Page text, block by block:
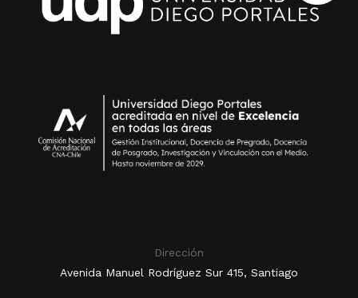
Dirección
Avenida Manuel Rodríguez Sur 415, Santiago